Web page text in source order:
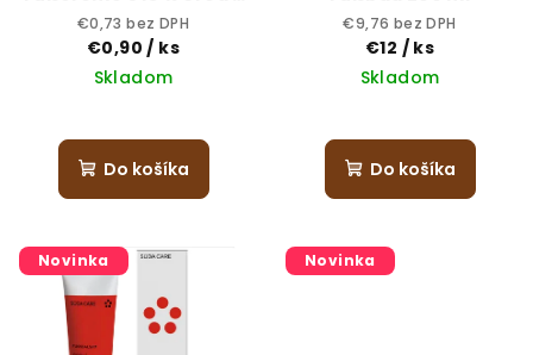
5 ml vzorka
€0,73 bez DPH
€0,90/ ks
Skladom
Do košíka
€9,76 bez DPH
€12 / ks
Skladom
Do košíka
Novinka Novinka